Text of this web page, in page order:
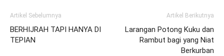
Artikel Sebelumnya
BERHIJRAH TAPI HANYA DI
TEPIAN
Artikel Berikutnya
Larangan Potong Kuku dan
Rambut bagi yang Niat
Berkurban